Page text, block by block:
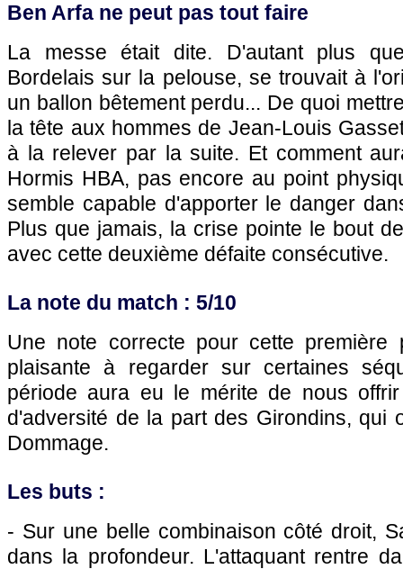
Ben Arfa ne peut pas tout faire
La messe était dite. D'autant plus
Bordelais sur la pelouse, se trouvait à
un ballon bêtement perdu... De quoi
la tête aux hommes de Jean-Louis
à la relever par la suite. Et comment
Hormis HBA, pas encore au point
semble capable d'apporter le danger
Plus que jamais, la crise pointe le bout
avec cette deuxième défaite consécutive.
La note du match : 5/10
Une note correcte pour cette première
plaisante à regarder sur certaines
période aura eu le mérite de nous
d'adversité de la part des Girondins, qui
Dommage.
Les buts :
- Sur une belle combinaison côté droit,
dans la profondeur. L'attaquant rentre